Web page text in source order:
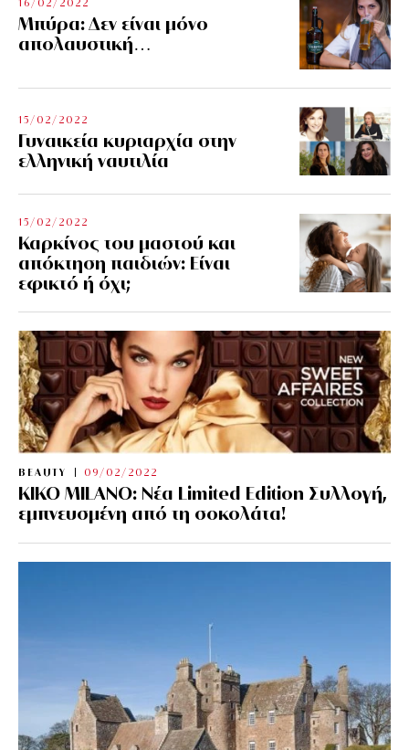
16/02/2022
Μπύρα: Δεν είναι μόνο
απολαυστική…
15/02/2022
Γυναικεία κυριαρχία στην
ελληνική ναυτιλία
15/02/2022
Καρκίνος του μαστού και
απόκτηση παιδιών: Είναι
εφικτό ή όχι;
BEAUTY 09/02/2022
KIKO MILANO: Νέα Limited Edition Συλλογή,
εμπνευσμένη από τη σοκολάτα!